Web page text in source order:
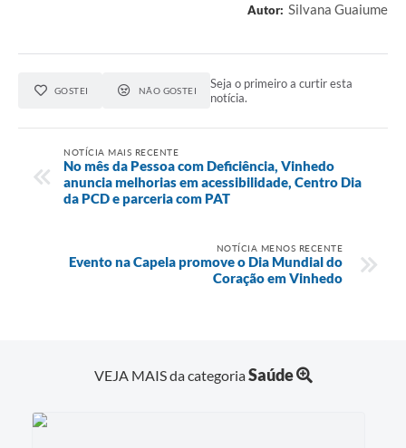
Autor: Silvana Guaiume
GOSTEI NÃO GOSTEI
Seja o primeiro a curtir esta
notícia.
NOTÍCIA MAIS RECENTE
No mês da Pessoa com Deficiência, Vinhedo
anuncia melhorias em acessibilidade, Centro Dia
da PCD e parceria com PAT
NOTÍCIA MENOS RECENTE
Evento na Capela promove o Dia Mundial do
Coração em Vinhedo
VEJA MAIS da categoriaSaúde